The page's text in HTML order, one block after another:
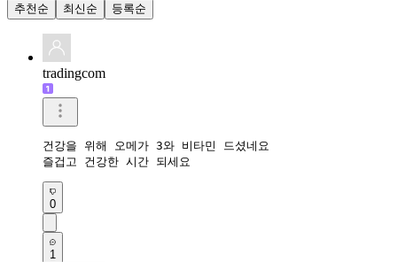
추천순
최신순 등록순
tradingcom
건강을 위해 오메가 3와 비타민 드셨네요
즐겁고 건강한 시간 되세요
0
1